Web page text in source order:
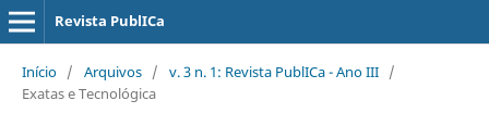
Revista PublICa
Início / Arquivos / v. 3 n. 1: Revista PublICa - Ano III /
Exatas e Tecnológica